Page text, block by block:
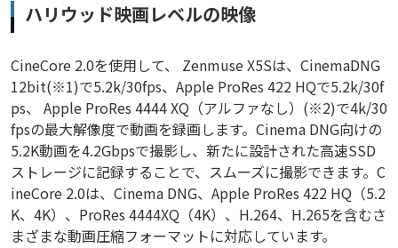
ハリウッド映画レベルの映像
CineCore 2.0を使用して、 Zenmuse X5Sは、CinemaDNG
12bit(※1)で5.2k/30fps、Apple ProRes 422 HQで5.2k/30f
ps、 Apple ProRes 4444 XQ（アルファなし）(※2)で4k/30
fpsの最大解像度で動画を録画します。Cinema DNG向けの
5.2K動画を4.2Gbpsで撮影し、新たに設計された高速SSD
ストレージに記録することで、スムーズに撮影できます。C
ineCore 2.0は、Cinema DNG、Apple ProRes 422 HQ（5.2
K、4K）、ProRes 4444XQ（4K）、H.264、H.265を含むさ
まざまな動画圧縮フォーマットに対応しています。